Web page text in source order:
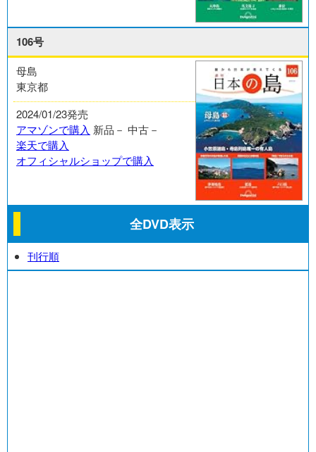
106号
母島
東京都
2024/01/23発売
アマゾンで購入 新品－ 中古－
楽天で購入
オフィシャルショップで購入
全DVD表示
刊行順